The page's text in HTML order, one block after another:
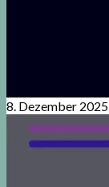
8. Dezember 2025